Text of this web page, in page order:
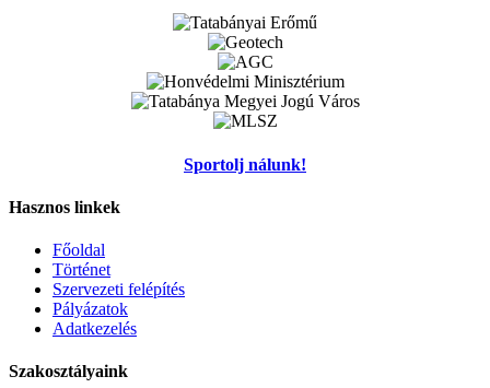
Sportolj nálunk!
Hasznos linkek
Főoldal
Történet
Szervezeti felépítés
Pályázatok
Adatkezelés
Szakosztályaink